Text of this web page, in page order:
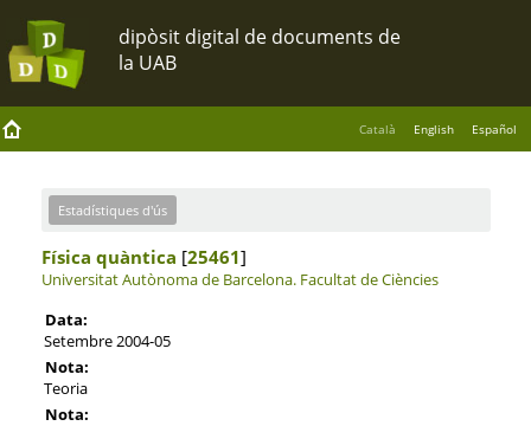
Català English Español
Estadístiques d'ús
Física quàntica [25461]
Universitat Autònoma de Barcelona. Facultat de Ciències
Data:
Setembre 2004-05
Nota:
Teoria
Nota: